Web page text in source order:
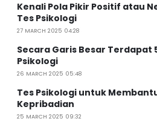
Kenali Pola Pikir Positif atau
Tes Psikologi
27 MARCH 2025 04:28
Secara Garis Besar Terdapat
Psikologi
26 MARCH 2025 05:48
Tes Psikologi untuk
Kepribadian
25 MARCH 2025 09:32